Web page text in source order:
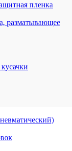
пленка
разматывающее